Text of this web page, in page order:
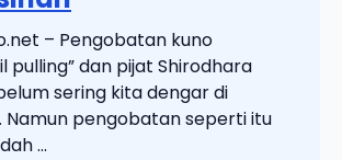
– Pengobatan kuno
pulling” dan pijat Shirodhara
sering kita dengar di
Namun pengobatan seperti itu
...